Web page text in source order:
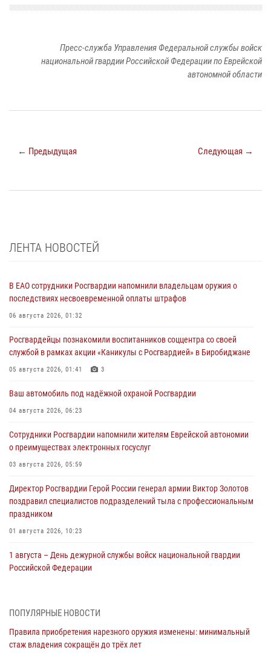
Пресс-служба Управления Федеральной службы войск
национальной гвардии Российской Федерации по Еврейской
автономной области
← Предыдущая Следующая →
ЛЕНТА НОВОСТЕЙ
В ЕАО сотрудники Росгвардии напомнили владельцам оружия о
последствиях несвоевременной оплаты штрафов
06 августа 2026, 01:32
Росгвардейцы познакомили воспитанников соццентра со своей
службой в рамках акции «Каникулы с Росгвардией» в Биробиджане
05 августа 2026, 01:41 3
Ваш автомобиль под надёжной охраной Росгвардии
04 августа 2026, 06:23
Сотрудники Росгвардии напомнили жителям Еврейской автономии
о преимуществах электронных госуслуг
03 августа 2026, 05:59
Директор Росгвардии Герой России генерал армии Виктор Золотов
поздравил специалистов подразделений тыла с профессиональным
праздником
01 августа 2026, 10:23
1 августа – День дежурной службы войск национальной гвардии
Российской Федерации
В Росгвардии вспоминают российских воинов, погибших в Первой
01 августа 2026, 10:19
ПОПУЛЯРНЫЕ НОВОСТИ
Правила приобретения нарезного оружия изменены: минимальный
стаж владения сокращён до трёх лет